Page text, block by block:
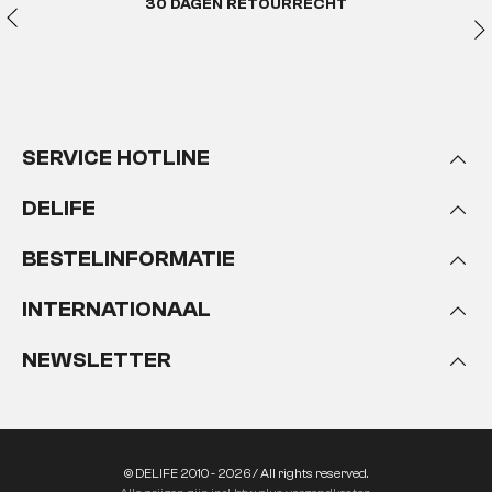
30 DAGEN RETOURRECHT
SERVICE HOTLINE
DELIFE
BESTELINFORMATIE
INTERNATIONAAL
NEWSLETTER
© DELIFE 2010 - 2026 / All rights reserved.